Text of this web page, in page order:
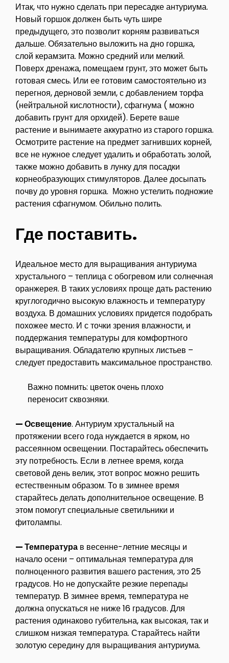
Итак, что нужно сделать при пересадке антуриума.
Новый горшок должен быть чуть шире
предыдущего, это позволит корням развиваться
дальше. Обязательно выложить на дно горшка,
слой керамзита. Можно средний или мелкий.
Поверх дренажа, помещаем грунт, это может быть
готовая смесь. Или ее готовим самостоятельно из
перегноя, дерновой земли, с добавлением торфа
(нейтральной кислотности), сфагнума ( можно
добавить грунт для орхидей). Берете ваше
растение и вынимаете аккуратно из старого горшка.
Осмотрите растение на предмет загнивших корней,
все не нужное следует удалить и обработать золой,
также можно добавить в лунку для посадки
корнеобразующих стимуляторов. Далее досыпать
почву до уровня горшка. Можно устелить подножие
растения сфагнумом. Обильно полить.
Где поставить.
Идеальное место для выращивания антуриума
хрустального – теплица с обогревом или солнечная
оранжерея. В таких условиях проще дать растению
круглогодично высокую влажность и температуру
воздуха. В домашних условиях придется подобрать
похожее место. И с точки зрения влажности, и
поддержания температуры для комфортного
выращивания. Обладателю крупных листьев –
следует предоставить максимальное пространство.
Важно помнить: цветок очень плохо
переносит сквозняки.
— Освещение. Антуриум хрустальный на
протяжении всего года нуждается в ярком, но
рассеянном освещении. Постарайтесь обеспечить
эту потребность. Если в летнее время, когда
световой день велик, этот вопрос можно решить
естественным образом. То в зимнее время
старайтесь делать дополнительное освещение. В
этом помогут специальные светильники и
фитолампы.
— Температура в весенне-летние месяцы и
начало осени – оптимальная температура для
полноценного развития вашего растения, это 25
градусов. Но не допускайте резкие перепады
температур. В зимнее время, температура не
должна опускаться не ниже 16 градусов. Для
растения одинаково губительна, как высокая, так и
слишком низкая температура. Старайтесь найти
золотую середину для выращивания антуриума.